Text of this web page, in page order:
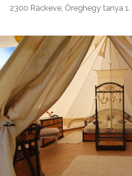
2300 Ráckeve, Öreghegy tanya 1. |